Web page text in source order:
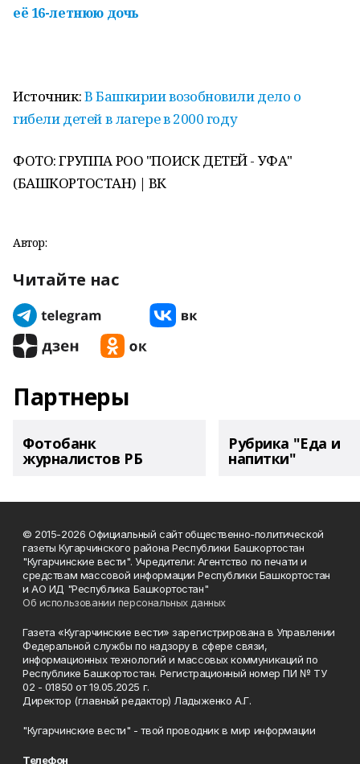
её 16-летнюю дочь
Источник:В Башкирии возобновили дело о
гибели детей в лагере в 2000 году
ФОТО: ГРУППА РОО "ПОИСК ДЕТЕЙ - УФА"
(БАШКОРТОСТАН) | ВК
Автор:
Читайте нас
Партнеры
Фотобанк
журналистов РБ
Рубрика "Еда и
напитки"
© 2015-2026 Официальный сайт общественно-политической
газеты Кугарчинского района Республики Башкортостан
"Кугарчинские вести". Учредители: Агентство по печати и
средствам массовой информации Республики Башкортостан
и АО ИД "Республика Башкортостан"
Об использовании персональных данных
Газета «Кугарчинские вести» зарегистрирована в Управлении
Федеральной службы по надзору в сфере связи,
информационных технологий и массовых коммуникаций по
Республике Башкортостан. Регистрационный номер ПИ № ТУ
02 - 01850 от 19.05.2025 г.
Директор (главный редактор) Ладыженко А.Г.
"Кугарчинские вести" - твой проводник в мир информации
Телефон